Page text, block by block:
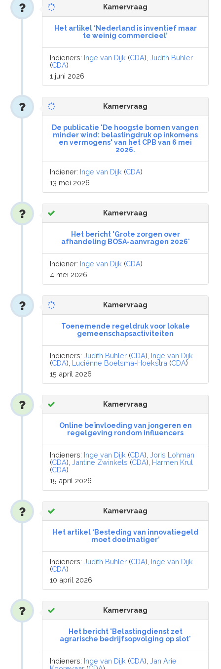
Kamervraag
Het artikel ‘Nederland is inventief maar
te weinig commercieel’
Indieners: Inge van Dijk (CDA),Judith Buhler
(CDA)
1 juni 2026
Kamervraag
De publicatie 'De hoogste bomen vangen
minder wind: belastingdruk op inkomens
en vermogens' van het CPB van 6 mei
2026.
Indiener: Inge van Dijk (CDA)
13 mei 2026
Kamervraag
Het bericht 'Grote zorgen over
afhandeling BOSA-aanvragen 2026'
Indiener: Inge van Dijk (CDA)
4 mei 2026
Kamervraag
Toenemende regeldruk voor lokale
gemeenschapsactiviteiten
Indieners:Judith Buhler (CDA), Inge van Dijk
(CDA), Luciënne Boelsma-Hoekstra (CDA)
15 april 2026
Kamervraag
Online beïnvloeding van jongeren en
regelgeving rondom influencers
Indieners: Inge van Dijk (CDA),Joris Lohman
(CDA),Jantine Zwinkels (CDA), Harmen Krul
(CDA)
15 april 2026
Kamervraag
Het artikel ‘Besteding van innovatiegeld
moet doelmatiger’
Indieners:Judith Buhler (CDA), Inge van Dijk
(CDA)
10 april 2026
Kamervraag
Het bericht 'Belastingdienst zet
agrarische bedrijfsopvolging op slot'
Indieners: Inge van Dijk (CDA),Jan Arie